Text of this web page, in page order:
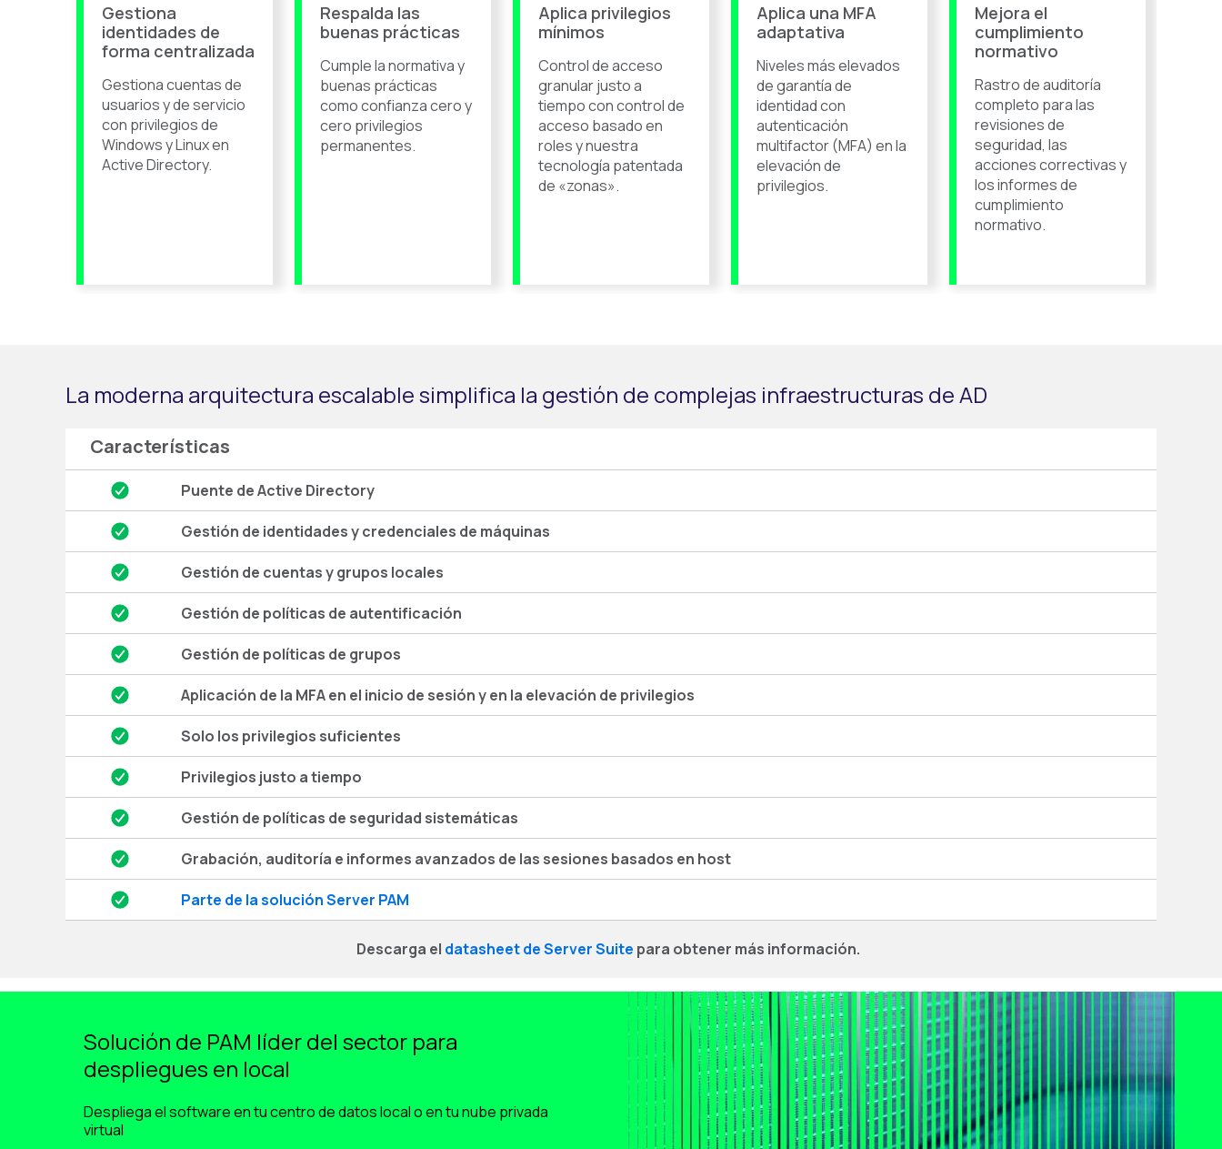
Gestiona
identidades de
forma centralizada
Gestiona cuentas de
usuarios y de servicio
con privilegios de
Windows y Linux en
Active Directory.
Respalda las
buenas prácticas
Cumple la normativa y
buenas prácticas
como confianza cero y
cero privilegios
permanentes.
Aplica privilegios
mínimos
Control de acceso
granular justo a
tiempo con control de
acceso basado en
roles y nuestra
tecnología patentada
de «zonas».
Aplica una MFA
adaptativa
Niveles más elevados
de garantía de
identidad con
autenticación
multifactor (MFA) en la
elevación de
privilegios.
Mejora el
cumplimiento
normativo
Rastro de auditoría
completo para las
revisiones de
seguridad, las
acciones correctivas y
los informes de
cumplimiento
normativo.
La moderna arquitectura escalable simplifica la gestión de complejas infraestructuras de AD
Características
Puente de Active Directory
Gestión de identidades y credenciales de máquinas
Gestión de cuentas y grupos locales
Gestión de políticas de autentificación
Gestión de políticas de grupos
Aplicación de la MFA en el inicio de sesión y en la elevación de privilegios
Solo los privilegios suficientes
Privilegios justo a tiempo
Gestión de políticas de seguridad sistemáticas
Grabación, auditoría e informes avanzados de las sesiones basados en host
Parte de la solución Server PAM
Descarga el datasheet de Server Suite para obtener más información.
Solución de PAM líder del sector para
despliegues en local
Despliega el software en tu centro de datos local o en tu nube privada
virtual